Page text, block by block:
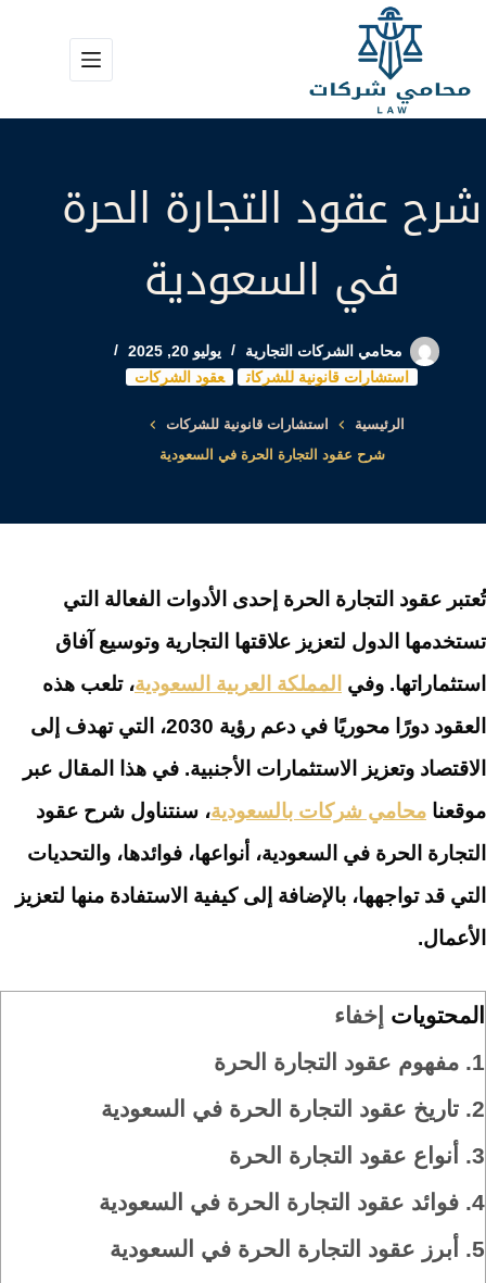
شرح عقود التجارة الحرة
في السعودية
محامي الشركات التجارية
يوليو 20, 2025
استشارات قانونية للشركات
عقود الشركات
الرئيسية
استشارات قانونية للشركات
شرح عقود التجارة الحرة في السعودية
تُعتبر عقود التجارة الحرة إحدى الأدوات الفعالة التي
تستخدمها الدول لتعزيز علاقتها التجارية وتوسيع آفاق
استثماراتها. وفي المملكة العربية السعودية، تلعب هذه
العقود دورًا محوريًا في دعم رؤية 2030، التي تهدف إلى
الاقتصاد وتعزيز الاستثمارات الأجنبية. في هذا المقال عبر
موقعنا محامي شركات بالسعودية، سنتناول شرح عقود
التجارة الحرة في السعودية، أنواعها، فوائدها، والتحديات
التي قد تواجهها، بالإضافة إلى كيفية الاستفادة منها لتعزيز
الأعمال.
المحتويات إخفاء
1. مفهوم عقود التجارة الحرة
2. تاريخ عقود التجارة الحرة في السعودية
3.
أنواع عقود التجارة الحرة
4. فوائد عقود التجارة الحرة في السعودية
5.
أبرز عقود التجارة الحرة في السعودية